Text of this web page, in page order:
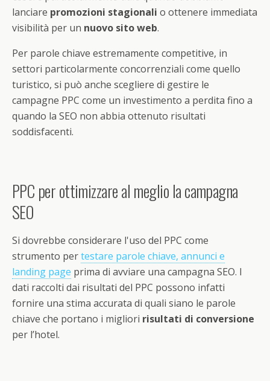
lanciare promozioni stagionali o ottenere immediata
visibilità per un nuovo sito web.
Per parole chiave estremamente competitive, in
settori particolarmente concorrenziali come quello
turistico, si può anche scegliere di gestire le
campagne PPC come un investimento a perdita fino a
quando la SEO non abbia ottenuto risultati
soddisfacenti.
PPC per ottimizzare al meglio la campagna
SEO
Si dovrebbe considerare l'uso del PPC come
strumento pertestare parole chiave, annunci e
landing page prima di avviare una campagna SEO. I
dati raccolti dai risultati del PPC possono infatti
fornire una stima accurata di quali siano le parole
chiave che portano i migliori risultati di conversione
per l’hotel.